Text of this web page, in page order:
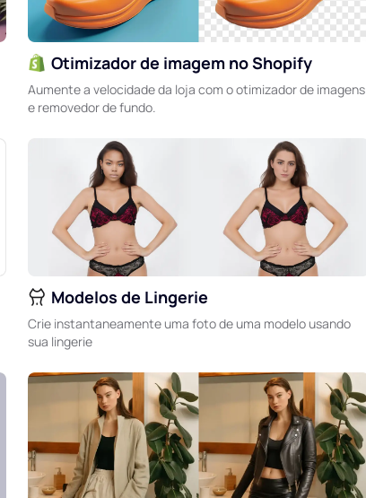
Otimizador de imagem no Shopify
Aumente a velocidade da loja com o otimizador de imagens
e removedor de fundo.
Modelos de Lingerie
Crie instantaneamente uma foto de uma modelo usando
sua lingerie